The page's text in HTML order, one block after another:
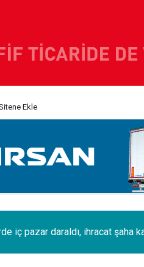
Ekle
120 tonluk 3 Boeing 777,